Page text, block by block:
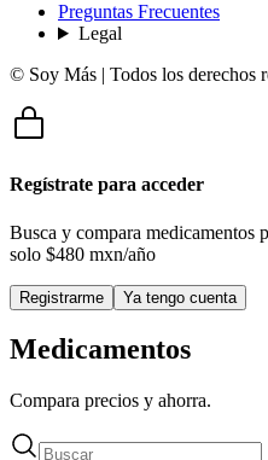
Preguntas Frecuentes
Legal
© Soy Más | Todos los derechos
Regístrate para acceder
Busca y compara medicamentos
solo $480 mxn/año
Registrarme Ya tengo cuenta
Medicamentos
Compara precios y ahorra.